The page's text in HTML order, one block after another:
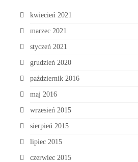
kwiecień 2021
marzec 2021
styczeń 2021
grudzień 2020
październik 2016
maj 2016
wrzesień 2015
sierpień 2015
lipiec 2015
czerwiec 2015